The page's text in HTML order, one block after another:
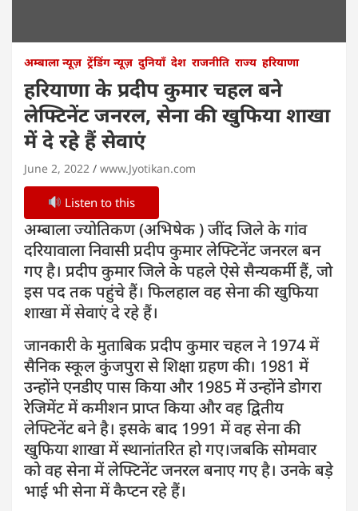
अम्बाला न्यूज़ ट्रेंडिंग न्यूज़ दुनियाँ देश राजनीति राज्य हरियाणा
हरियाणा के प्रदीप कुमार चहल बने
लेफ्टिनेंट जनरल, सेना की खुफिया शाखा
में दे रहे हैं सेवाएं
June 2, 2022 www.Jyotikan.com
Listen to this
अम्बाला ज्योतिकण (अभिषेक ) जींद जिले के गांव
दरियावाला निवासी प्रदीप कुमार लेफ्टिनेंट जनरल बन
गए है। प्रदीप कुमार जिले के पहले ऐसे सैन्यकर्मी हैं, जो
इस पद तक पहुंचे हैं। फिलहाल वह सेना की खुफिया
शाखा में सेवाएं दे रहे हैं।
जानकारी के मुताबिक प्रदीप कुमार चहल ने 1974 में
सैनिक स्कूल कुंजपुरा से शिक्षा ग्रहण की। 1981 में
उन्होंने एनडीए पास किया और 1985 में उन्होंने डोगरा
रेजिमेंट में कमीशन प्राप्त किया और वह द्वितीय
लेफ्टिनेंट बने है। इसके बाद 1991 में वह सेना की
खुफिया शाखा में स्थानांतरित हो गए।जबकि सोमवार
को वह सेना में लेफ्टिनेंट जनरल बनाए गए है। उनके बड़े
भाई भी सेना में कैप्टन रहे हैं।